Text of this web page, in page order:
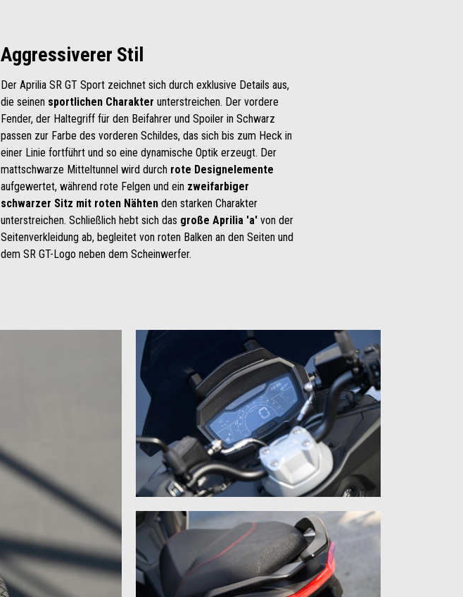
Aggressiverer Stil
Der Aprilia SR GT Sport zeichnet sich durch exklusive Details aus,
die seinen sportlichen Charakter unterstreichen. Der vordere
Fender, der Haltegriff für den Beifahrer und Spoiler in Schwarz
passen zur Farbe des vorderen Schildes, das sich bis zum Heck in
einer Linie fortführt und so eine dynamische Optik erzeugt. Der
mattschwarze Mitteltunnel wird durch rote Designelemente
aufgewertet, während rote Felgen und ein zweifarbiger
schwarzer Sitz mit roten Nähten den starken Charakter
unterstreichen. Schließlich hebt sich das große Aprilia 'a' von der
Seitenverkleidung ab, begleitet von roten Balken an den Seiten und
dem SR GT-Logo neben dem Scheinwerfer.